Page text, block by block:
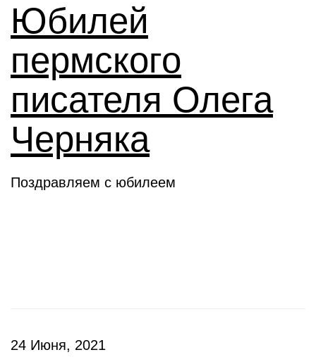
Юбилей
пермского
писателя Олега
Черняка
Поздравляем с юбилеем
24 Июня, 2021